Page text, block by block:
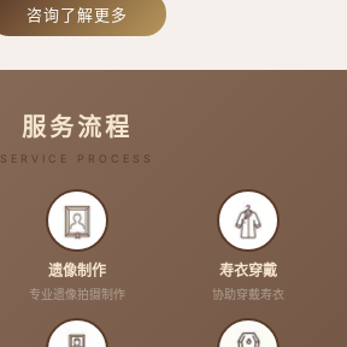
咨询了解更多
服务流程
SERVICE PROCESS
遗像制作
专业遗像拍摄制作
寿衣穿戴
协助穿戴寿衣